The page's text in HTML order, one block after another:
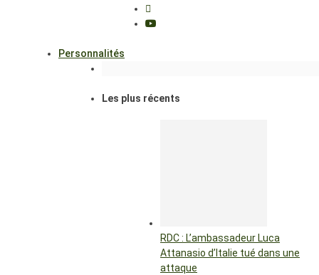
Personnalités
Les plus récents
RDC : L’ambassadeur Luca
Attanasio d’Italie tué dans une
attaque